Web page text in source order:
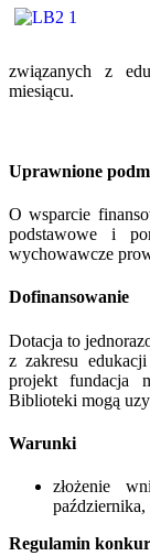
związanych z
miesiącu.
Uprawnione
O wsparcie
podstawowe i
wychowawcze
Dofinansowanie
Dotacja to
z zakresu
projekt fundacja
Biblioteki mogą
Warunki
złożenie
października,
Regulamin